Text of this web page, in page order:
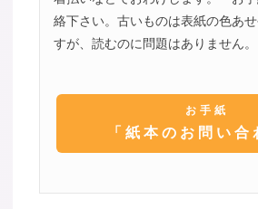
絡下さい。古いものは表紙の色あ
すが、読むのに問題はありません。
お手紙
「紙本のお問い合